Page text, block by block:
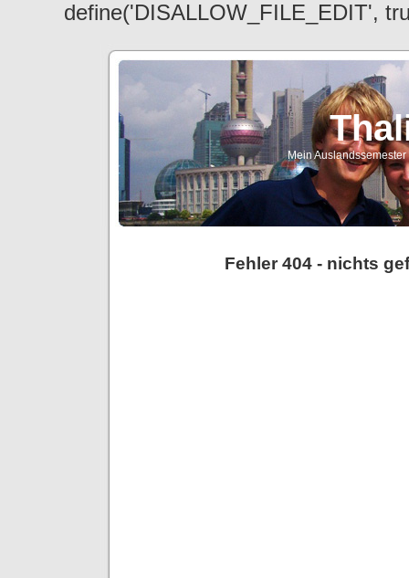
define('DISALLOW_FILE_EDIT',
Mein
Fehler 404 - nichts